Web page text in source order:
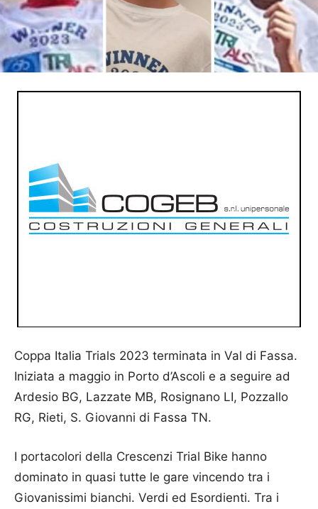
Coppa Italia Trials 2023 terminata in Val di Fassa.
Iniziata a maggio in Porto d’Ascoli e a seguire ad
Ardesio BG, Lazzate MB, Rosignano LI, Pozzallo
RG, Rieti, S. Giovanni di Fassa TN.
I portacolori della Crescenzi Trial Bike hanno
dominato in quasi tutte le gare vincendo tra i
Giovanissimi bianchi. Verdi ed Esordienti. Tra i